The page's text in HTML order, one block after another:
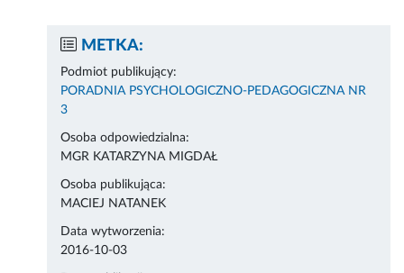
METKA:
Podmiot publikujący:
PORADNIA PSYCHOLOGICZNO-PEDAGOGICZNA NR
3
Osoba odpowiedzialna:
MGR KATARZYNA MIGDAŁ
Osoba publikująca:
MACIEJ NATANEK
Data wytworzenia:
2016-10-03